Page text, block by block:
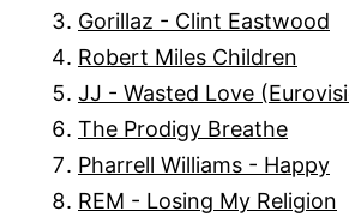
Gorillaz - Clint Eastwood
Robert Miles Children
JJ - Wasted Love
The Prodigy Breathe
Pharrell Williams - Happy
REM - Losing My Religion